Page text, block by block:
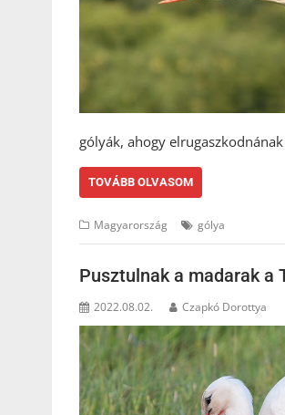
gólyák, ahogy
TOVÁBB OLVASOM
Magyarország gólya
Pusztulnak a madarak a
2022.08.02. Czapkó Dorottya